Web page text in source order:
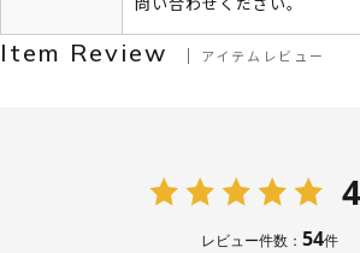
Item Review アイテムレビュー
レビュー件数： 54件